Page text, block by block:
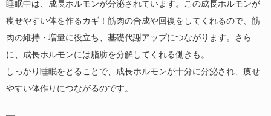
睡眠中は、成長ホルモンが分泌されています。この成長ホルモンが
痩せやすい体を作るカギ！筋肉の合成や回復をしてくれるので、筋
肉の維持・増量に役立ち、基礎代謝アップにつながります。さら
に、成長ホルモンには脂肪を分解してくれる働きも。
しっかり睡眠をとることで、成長ホルモンが十分に分泌され、痩せ
やすい体作りにつながるのです。